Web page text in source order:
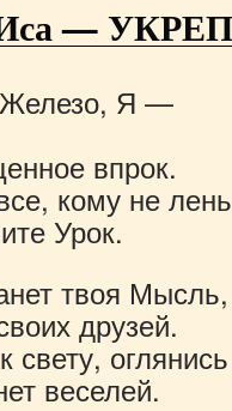
Иса —
Я —
впрок.
кому не лень
Урок.
твоя Мысль,
друзей.
свету,
веселей.